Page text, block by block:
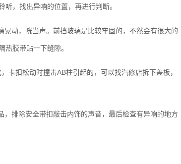
，找出异响的位置，再进行判断。
动，咣当声。前挡玻璃是比较牢固的，不然会有很大的
热胶带贴一下缝隙。
卡扣松动时撞击AB柱引起的，可以找汽修店拆下盖板，
排除安全带扣敲击内饰的声音，最后检查有异响的地方